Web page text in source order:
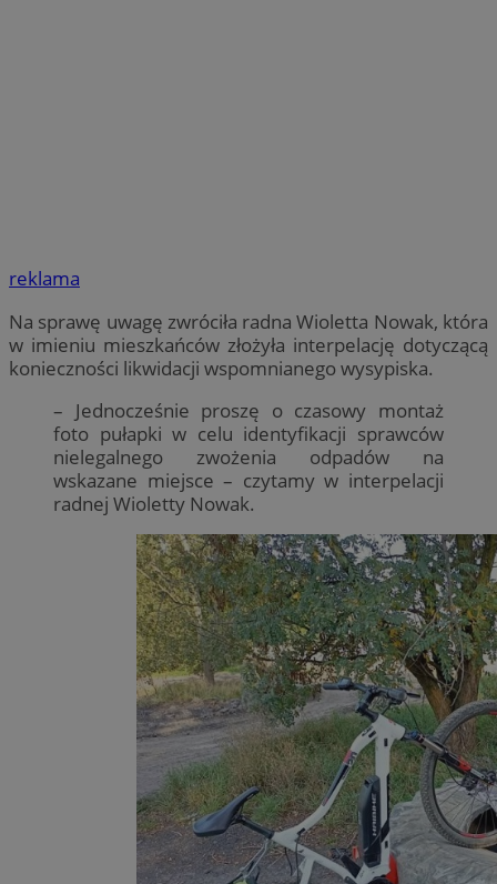
reklama
Na sprawę uwagę zwróciła radna Wioletta Nowak, która
w imieniu mieszkańców złożyła interpelację dotyczącą
konieczności likwidacji wspomnianego wysypiska.
– Jednocześnie proszę o czasowy montaż
foto pułapki w celu identyfikacji sprawców
nielegalnego zwożenia odpadów na
wskazane miejsce – czytamy w interpelacji
radnej Wioletty Nowak.